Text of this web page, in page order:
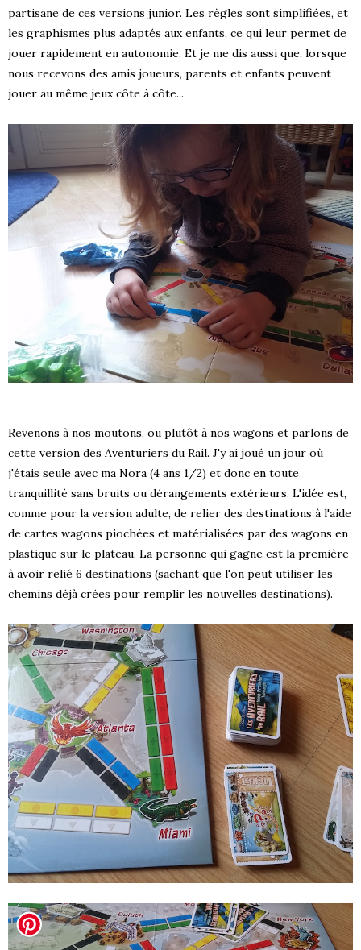
partisane de ces versions junior. Les règles sont simplifiées, et
les graphismes plus adaptés aux enfants, ce qui leur permet de
jouer rapidement en autonomie. Et je me dis aussi que, lorsque
nous recevons des amis joueurs, parents et enfants peuvent
jouer au même jeux côte à côte...
Revenons à nos moutons, ou plutôt à nos wagons et parlons de
cette version des Aventuriers du Rail. J'y ai joué un jour où
j'étais seule avec ma Nora (4 ans 1/2) et donc en toute
tranquillité sans bruits ou dérangements extérieurs. L'idée est,
comme pour la version adulte, de relier des destinations à l'aide
de cartes wagons piochées et matérialisées par des wagons en
plastique sur le plateau. La personne qui gagne est la première
à avoir relié 6 destinations (sachant que l'on peut utiliser les
chemins déjà crées pour remplir les nouvelles destinations).
!